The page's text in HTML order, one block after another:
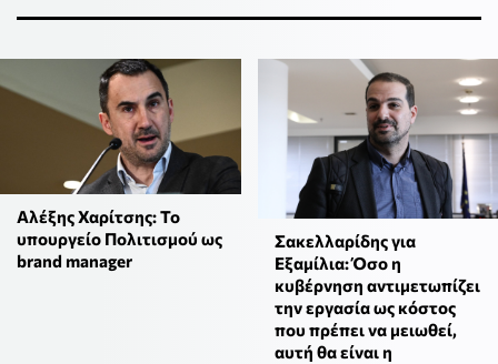
Αλέξης Χαρίτσης: Το
υπουργείο Πολιτισμού ως
brand manager
Σακελλαρίδης για
Εξαμίλια: Όσο η
κυβέρνηση αντιμετωπίζει
την εργασία ως κόστος
που πρέπει να μειωθεί,
αυτή θα είναι η